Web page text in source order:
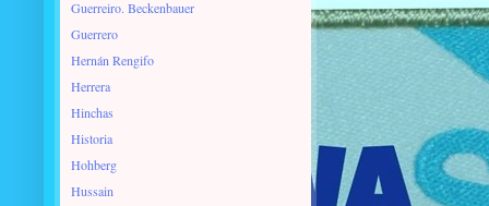
Guerreiro. Beckenbauer
Guerrero
Hernán Rengifo
Herrera
Hinchas
Historia
Hohberg
Hussain